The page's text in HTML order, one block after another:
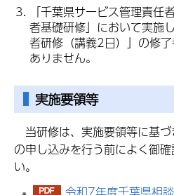
「千葉県サービス管理責
者基礎研修」において実施
者研修（講義2日）」の修
ありません。
実施要領等
当研修は、実施要領等に基
の申し込みを行う前によく御
い。